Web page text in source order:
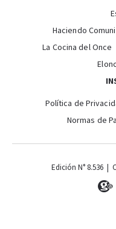
Haciendo
La Cocina del Once
Política de
Normas de
Edición N° 8.536 |